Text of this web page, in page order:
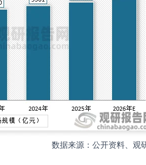
数据来源：公开资料、观